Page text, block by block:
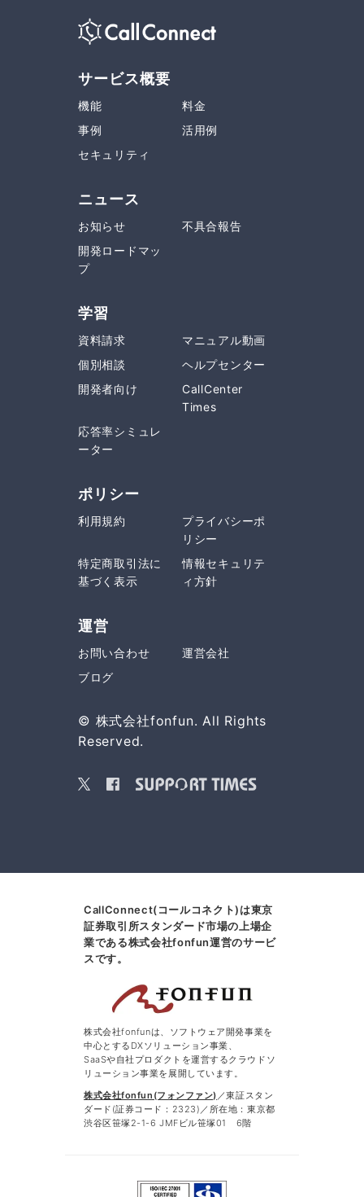
サービス概要
機能
料金
事例
活用例
セキュリティ
ニュース
お知らせ
不具合報告
開発ロードマッ
プ
学習
資料請求
マニュアル動画
個別相談
ヘルプセンター
開発者向け
CallCenter
Times
応答率シミュレ
ーター
ポリシー
利用規約
プライバシーポ
リシー
特定商取引法に
基づく表示
情報セキュリテ
ィ方針
運営
お問い合わせ
運営会社
ブログ
© 株式会社fonfun. All Rights
Reserved.
CallConnect(コールコネクト)は東京
証券取引所スタンダード市場の上場企
業である株式会社fonfun運営のサービ
スです。
株式会社fonfunは、ソフトウェア開発事業を
中心とするDXソリューション事業、
SaaSや自社プロダクトを運営するクラウドソ
リューション事業を展開しています。
株式会社fonfun(フォンファン) ／東証スタン
ダード(証券コード：2323)／所在地：東京都
渋谷区笹塚2-1-6 JMFビル笹塚01 6階